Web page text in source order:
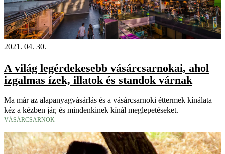
2021. 04. 30.
A világ legérdekesebb vásárcsarnokai, ahol
izgalmas ízek, illatok és standok várnak
Ma már az alapanyagvásárlás és a vásárcsarnoki éttermek kínálata
kéz a kézben jár, és mindenkinek kínál meglepetéseket.
VÁSÁRCSARNOK